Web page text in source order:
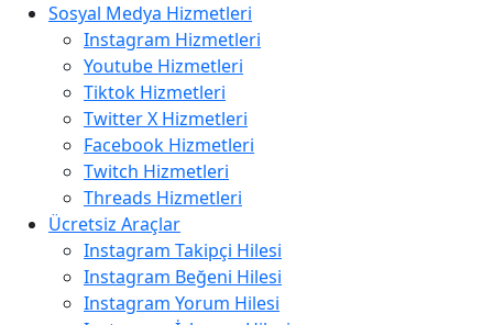
Sosyal Medya Hizmetleri
Instagram Hizmetleri
Youtube Hizmetleri
Tiktok Hizmetleri
Twitter X Hizmetleri
Facebook Hizmetleri
Twitch Hizmetleri
Threads Hizmetleri
Ücretsiz Araçlar
Instagram Takipçi Hilesi
Instagram Beğeni Hilesi
Instagram Yorum Hilesi